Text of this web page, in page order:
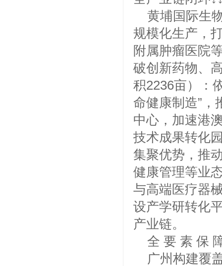
黄埔国际生
规模化生产，
附属肿瘤医院
破创新药物、
积2236亩）：
命健康制造”，
中心，加速港
技术成果转化
集聚优势，推
健康管理等业
与高端医疗器
设产学研转化
产业链。
全 要 素 保
广州构建覆